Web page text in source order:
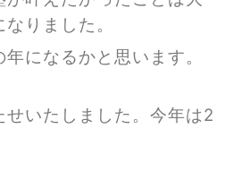
りました。
になるかと思います。
いたしました。今年は2